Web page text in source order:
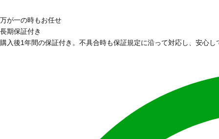
万が一の時もお任せ
長期保証付き
購入後1年間の保証付き。不具合時も保証規定に沿って対応し、安心